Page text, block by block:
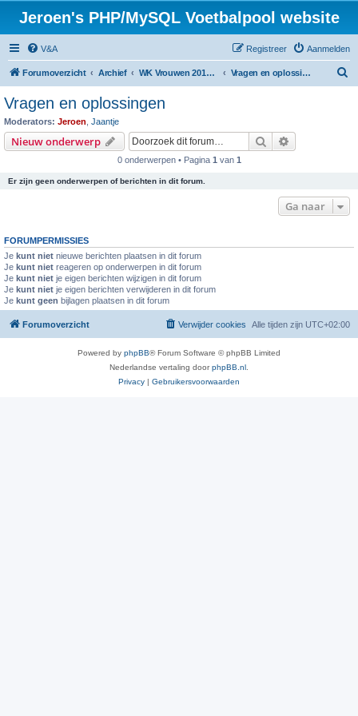
Jeroen's PHP/MySQL Voetbalpool website
V&A Aanmelden
Registreer
Forumoverzicht Archief WK Vrouwen 2019 voetbalpool Vragen en oplossingen
Vragen en oplossingen
Moderators: Jeroen Jaantje
Nieuw onderwerp Zoek
0 onderwerpen • Pagina 1 van 1
Er zijn geen onderwerpen of berichten in dit forum.
Ga naar
FORUMPERMISSIES
Je kunt niet nieuwe berichten plaatsen in dit forum
Je kunt niet reageren op onderwerpen in dit forum
Je kunt niet je eigen berichten wijzigen in dit forum
Je kunt niet je eigen berichten verwijderen in dit forum
Je kunt geen bijlagen plaatsen in dit forum
Forumoverzicht Alle tijden zijn UTC+02:00
Verwijder cookies
Powered by phpBB® Forum Software © phpBB Limited
Nederlandse vertaling doorphpBB.nl
Privacy | Gebruikersvoorwaarden